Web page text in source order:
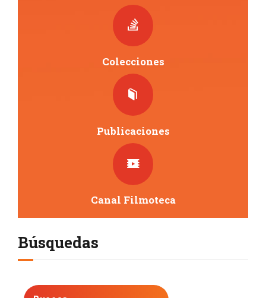
Colecciones
Publicaciones
Canal Filmoteca
Búsquedas
Buscar: